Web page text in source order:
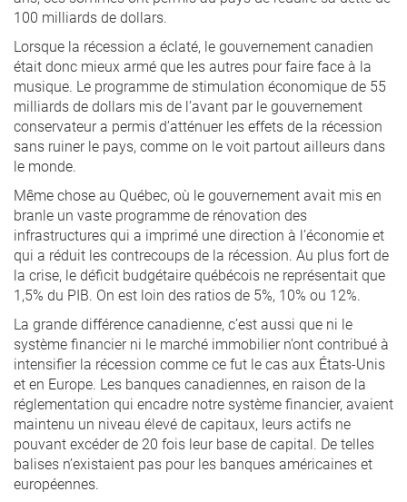
100 milliards de dollars.
Lorsque la récession a éclaté, le gouvernement canadien
était donc mieux armé que les autres pour faire face à la
musique. Le programme de stimulation économique de 55
milliards de dollars mis de l’avant par le gouvernement
conservateur a permis d’atténuer les effets de la récession
sans ruiner le pays, comme on le voit partout ailleurs dans
le monde.
Même chose au Québec, où le gouvernement avait mis en
branle un vaste programme de rénovation des
infrastructures qui a imprimé une direction à l’économie et
qui a réduit les contrecoups de la récession. Au plus fort de
la crise, le déficit budgétaire québécois ne représentait que
1,5% du PIB. On est loin des ratios de 5%, 10% ou 12%.
La grande différence canadienne, c’est aussi que ni le
système financier ni le marché immobilier n’ont contribué à
intensifier la récession comme ce fut le cas aux États-Unis
et en Europe. Les banques canadiennes, en raison de la
réglementation qui encadre notre système financier, avaient
maintenu un niveau élevé de capitaux, leurs actifs ne
pouvant excéder de 20 fois leur base de capital. De telles
balises n’existaient pas pour les banques américaines et
européennes.